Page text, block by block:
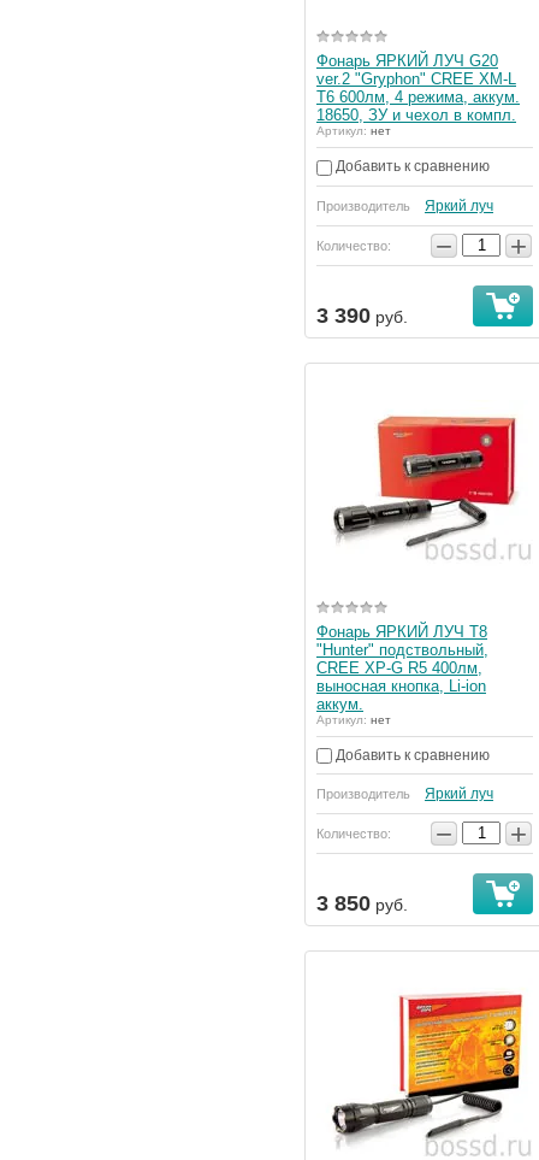
Фонарь ЯРКИЙ ЛУЧ G20
ver.2 "Gryphon" CREE XM-L
T6 600лм, 4 режима, аккум.
18650, ЗУ и чехол в компл.
Артикул: нет
Добавить к сравнению
Производитель Яркий луч
Количество: − +
3 390 руб.
Фонарь ЯРКИЙ ЛУЧ T8
"Hunter" подствольный,
CREE XP-G R5 400лм,
выносная кнопка, Li-ion
аккум.
Артикул: нет
Добавить к сравнению
Производитель Яркий луч
Количество: − +
3 850 руб.